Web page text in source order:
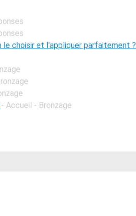
choisir et l'appliquer parfaitement ?
- Accueil - Bronzage